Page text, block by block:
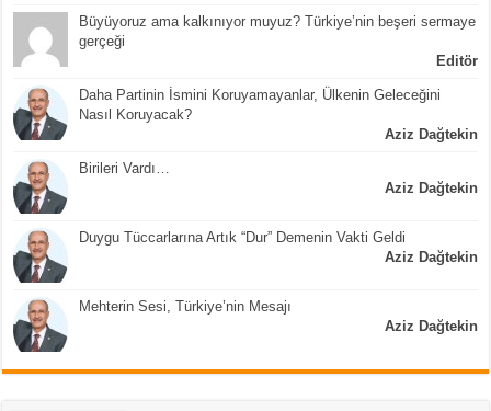
Büyüyoruz ama kalkınıyor muyuz? Türkiye’nin beşeri sermaye
gerçeği
Editör
Daha Partinin İsmini Koruyamayanlar, Ülkenin Geleceğini
Nasıl Koruyacak?
Aziz Dağtekin
Birileri Vardı…
Aziz Dağtekin
Duygu Tüccarlarına Artık “Dur” Demenin Vakti Geldi
Aziz Dağtekin
Mehterin Sesi, Türkiye’nin Mesajı
Aziz Dağtekin